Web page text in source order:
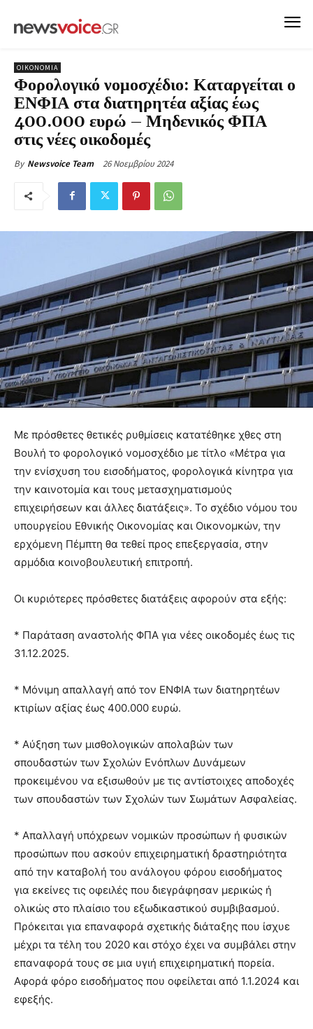
ΟΙΚΟΝΟΜΙΑ
Φορολογικό νομοσχέδιο: Καταργείται ο
ΕΝΦΙΑ στα διατηρητέα αξίας έως
400.000 ευρώ – Μηδενικός ΦΠΑ
στις νέες οικοδομές
By Newsvoice Team 26 Νοεμβρίου 2024
Με πρόσθετες θετικές ρυθμίσεις κατατέθηκε χθες στη
Βουλή το φορολογικό νομοσχέδιο με τίτλο «Μέτρα για
την ενίσχυση του εισοδήματος, φορολογικά κίνητρα για
την καινοτομία και τους μετασχηματισμούς
επιχειρήσεων και άλλες διατάξεις». Το σχέδιο νόμου του
υπουργείου Εθνικής Οικονομίας και Οικονομκών, την
ερχόμενη Πέμπτη θα τεθεί προς επεξεργασία, στην
αρμόδια κοινοβουλευτική επιτροπή.
Οι κυριότερες πρόσθετες διατάξεις αφορούν στα εξής:
* Παράταση αναστολής ΦΠΑ για νέες οικοδομές έως τις
31.12.2025.
* Μόνιμη απαλλαγή από τον ΕΝΦΙΑ των διατηρητέων
κτιρίων αξίας έως 400.000 ευρώ.
* Αύξηση των μισθολογικών απολαβών των
σπουδαστών των Σχολών Ενόπλων Δυνάμεων
προκειμένου να εξισωθούν με τις αντίστοιχες αποδοχές
των σπουδαστών των Σχολών των Σωμάτων Ασφαλείας.
* Απαλλαγή υπόχρεων νομικών προσώπων ή φυσικών
προσώπων που ασκούν επιχειρηματική δραστηριότητα
από την καταβολή του ανάλογου φόρου εισοδήματος
για εκείνες τις οφειλές που διεγράφησαν μερικώς ή
ολικώς στο πλαίσιο του εξωδικαστικού συμβιβασμού.
Πρόκειται για επαναφορά σχετικής διάταξης που ίσχυε
μέχρι τα τέλη του 2020 και στόχο έχει να συμβάλει στην
επαναφορά τους σε μια υγιή επιχειρηματική πορεία.
Αφορά φόρο εισοδήματος που οφείλεται από 1.1.2024 και
εφεξής.